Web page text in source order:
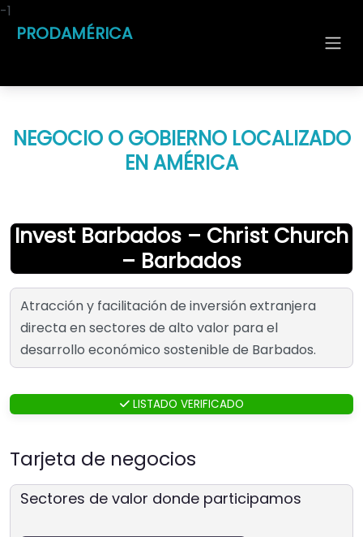
PRODAMÉRICA
NEGOCIO O GOBIERNO LOCALIZADO
EN AMÉRICA
Invest Barbados – Christ Church
– Barbados
Atracción y facilitación de inversión extranjera
directa en sectores de alto valor para el
desarrollo económico sostenible de Barbados.
LISTADO VERIFICADO
Tarjeta de negocios
Sectores de valor donde participamos
-1